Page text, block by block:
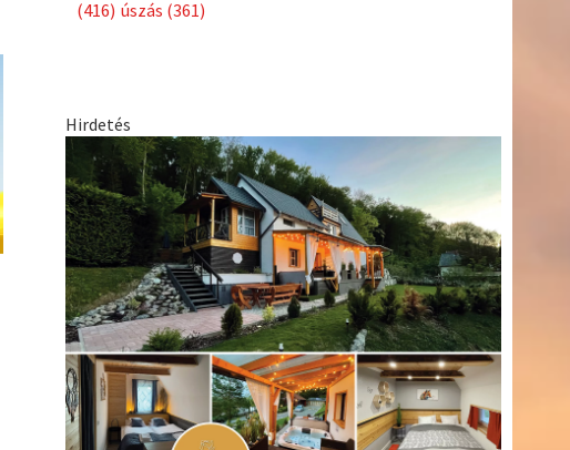
Címkék
asztalitenisz(130)atlétika (144)autosport
Tímea(240)Bajnokok Ligája(168) Birkózás(143) Bécs(214)
egészség (530) Európabajnokság(173)ferrari(139)
forma 1 (1165)Futball(760)futás(305)
Hosszú
Katinka(186)hungaroring(181)Jégkorong(148)kajakkenu
(138)karate(168)kickbox(204)kosárlabda(166)kézilabda
(448)Lewis Hamilton(168)magyar labdarúgóválogatott(148)
Mercedes(244)motorsport (153)Opel Dakar Team(132)Rali
Világbajnokság(122)Rendezvény(142)rio 2016(373)sport
(438)
Sportime Magazin(128)szabadidősport(316)Szalay
Balázs(126)tenisz(416)táplálkozás(155)utazás(126)